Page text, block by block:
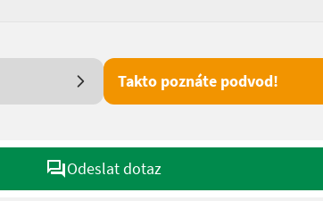
Takto poznáte podvod!
Odeslat dotaz